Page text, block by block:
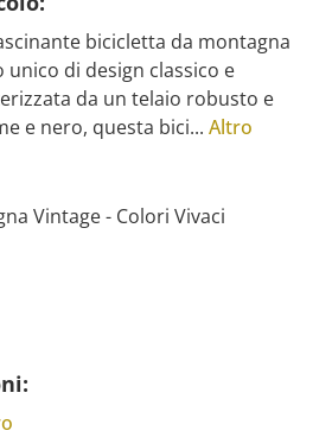
bicicletta da montagna
di design classico e
da un telaio robusto e
e nero, questa bici... Altro
Vintage - Colori Vivaci